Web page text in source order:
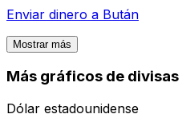
Enviar dinero a Bután
Mostrar más
Más gráficos de divisas
Dólar estadounidense